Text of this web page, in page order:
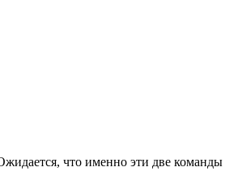
что именно эти две команды